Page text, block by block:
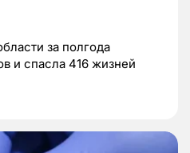
за полгода
и спасла 416 жизней